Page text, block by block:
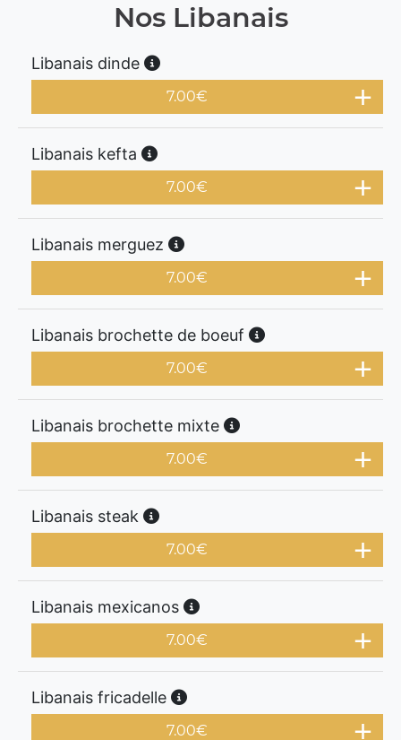
Nos Libanais
Libanais dinde
7.00€
Libanais kefta
7.00€
Libanais merguez
7.00€
Libanais brochette de boeuf
7.00€
Libanais brochette mixte
7.00€
Libanais steak
7.00€
Libanais mexicanos
7.00€
Libanais fricadelle
7.00€